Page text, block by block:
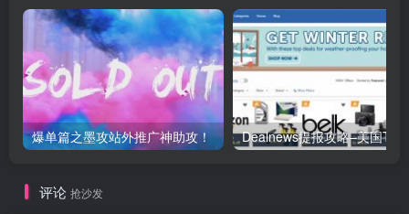
爆单篇之墨攻站外推广神助攻！
评论 抢沙发